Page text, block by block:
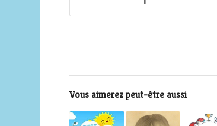
Vous aimerez peut-être aussi